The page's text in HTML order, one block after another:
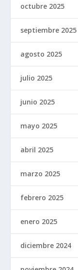
octubre 2025
septiembre 2025
agosto 2025
julio 2025
junio 2025
mayo 2025
abril 2025
marzo 2025
febrero 2025
enero 2025
diciembre 2024